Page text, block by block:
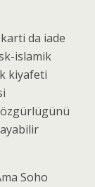
da iade
islamik
kiyafeti
Soho